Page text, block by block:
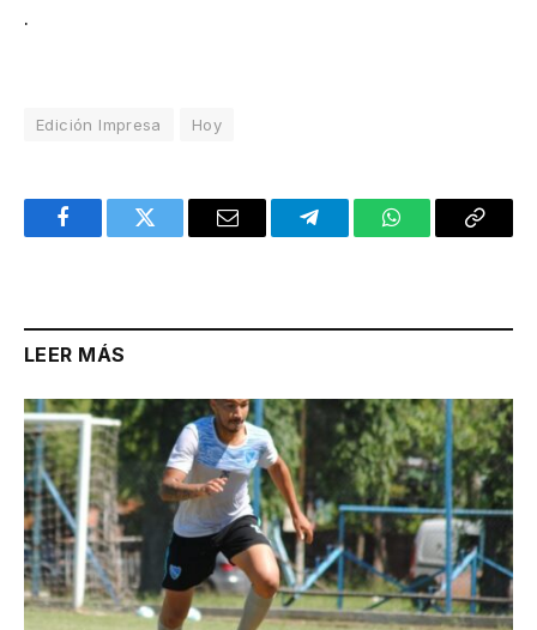
.
Edición Impresa Hoy
FacebookTwitter Email TelegramWhatsAppCopy
LEER MÁS